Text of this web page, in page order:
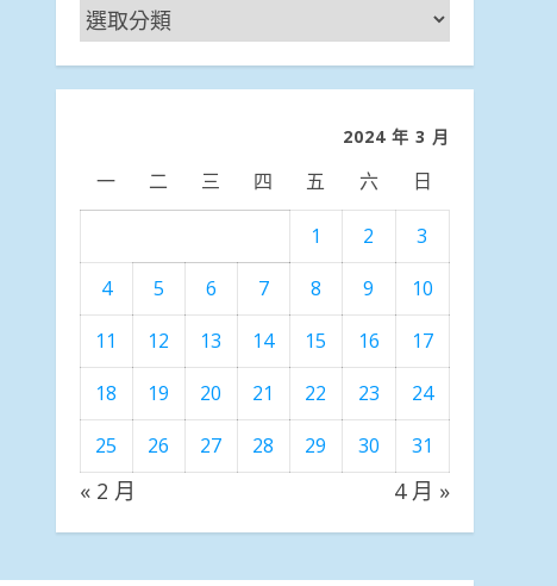
新
聞
分
2024 年 3 月
一 二 三 四 五 六 日
1 2
3
4
5 6 7 8 9
10
11
12 13 14 15 16
17
18
19 20 21 22 23
24
25
26 27 28 29 30 31
« 2 月 4 月 »